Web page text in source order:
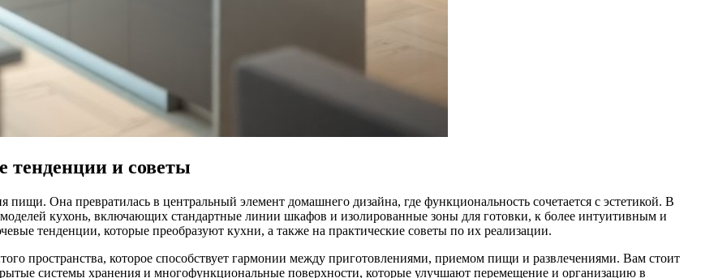
тенденции и советы
пищи. Она превратилась в центральный элемент домашнего дизайна, где функциональность сочетается с эстетикой. В
кухонь, включающих стандартные линии шкафов и изолированные зоны для готовки, к более интуитивным и
тенденции, которые преобразуют кухни, а также на практические советы по их реализации.
пространства, которое способствует гармонии между приготовлениями, приемом пищи и развлечениями. Вам стоит
системы хранения и многофункциональные поверхности, которые улучшают перемещение и организацию в